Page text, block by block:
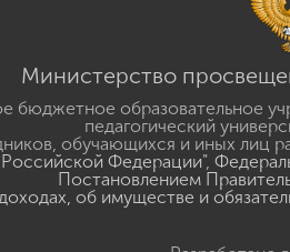
Министерство
бюджетное образовательное
педагогический
обучающихся и иных лиц
Федерации",
Постановлением
об имуществе и